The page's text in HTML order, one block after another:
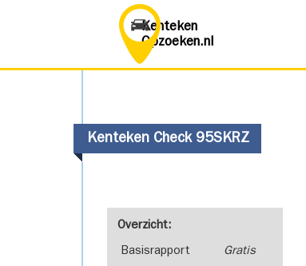
Kenteken
Opzoeken.nl
Kenteken Check 95SKRZ
Overzicht:
Basisrapport Gratis